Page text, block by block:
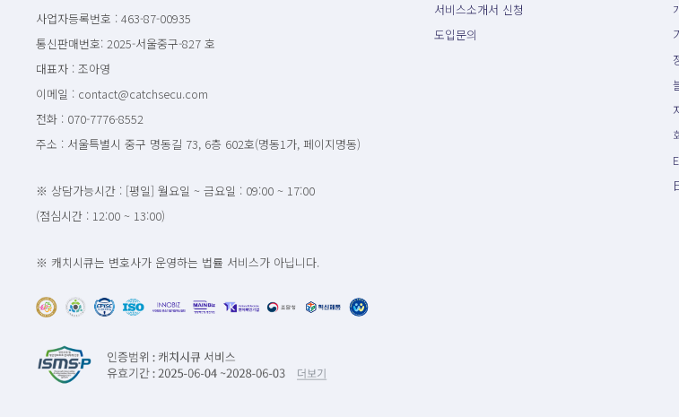
사업자등록번호 : 463-87-00935
통신판매번호: 2025-서울중구-827 호
대표자 : 조아영
이메일 : contact@catchsecu.com
전화 : 070-7776-8552
주소 : 서울특별시 중구 명동길 73, 6층 602호(명동1가, 페이지명동)
※ 상담가능시간 : [평일] 월요일 ~ 금요일 : 09:00 ~ 17:00
(점심시간 : 12:00 ~ 13:00)
※ 캐치시큐는 변호사가 운영하는 법률 서비스가 아닙니다.
서비스소개서 신청
도입문의